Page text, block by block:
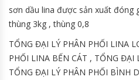
sơn dầu lina được sản xuất đóng
thùng 3kg , thùng 0,8
TỔNG ĐẠI LÝ PHÂN PHỐI LINA
PHỐI LINA BẾN CÁT , TỔNG ĐẠI
TỔNG ĐẠI LÝ PHÂN PHỐI BÌNH